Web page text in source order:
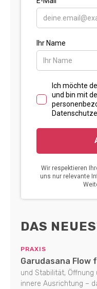
DAS
PRAXIS
Garudasana Flow
und Stabilität, Öffnung
innere Ausrichtung –